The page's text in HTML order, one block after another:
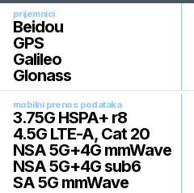
prijemnici
Beidou
GPS
Galileo
Glonass
mobilni prenos podataka
3.75G HSPA+ r8
4.5G LTE-A, Cat 20
NSA 5G+4G mmWave
NSA 5G+4G sub6
SA 5G mmWave